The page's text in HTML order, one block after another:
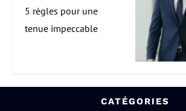
5 règles pour une
tenue impeccable
CATÉGORIES